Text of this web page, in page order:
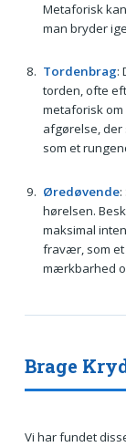
Metaforisk
man bryder
Tordenbrag:
torden, ofte
metaforisk
afgørelse, der
som et
Øredøvende:
hørelsen.
maksimal
fravær, som
mærkbarhed
Brage
Vi har fundet